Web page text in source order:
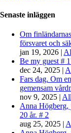
Senaste inläggen
Om
försvaret och
jan 19, 2026 |
Be my guest #
dec 24, 2025 |
Fars dag. Om
gemensam
nov 9, 2025 |
Anna Högberg,
20 år. # 2
aug 25, 2025 |